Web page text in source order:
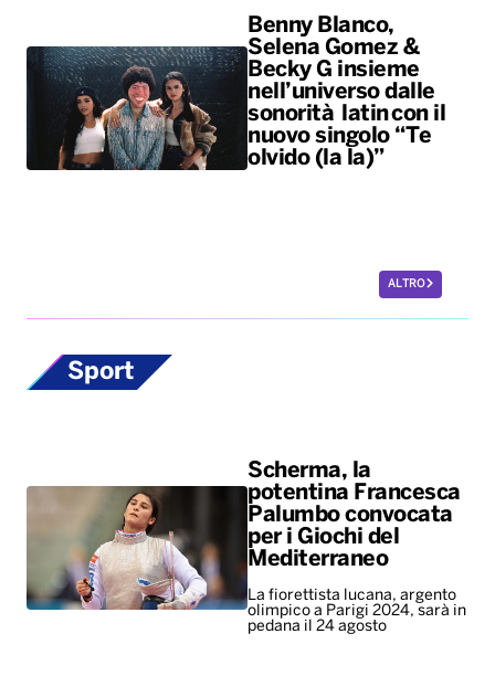
Benny Blanco,
Selena Gomez &
Becky G insieme
nell’universo dalle
sonorità latin con il
nuovo singolo “Te
olvido (la la)”
ALTRO
Sport
Scherma, la
potentina Francesca
Palumbo convocata
per i Giochi del
Mediterraneo
La fiorettista lucana, argento
olimpico a Parigi 2024, sarà in
pedana il 24 agosto